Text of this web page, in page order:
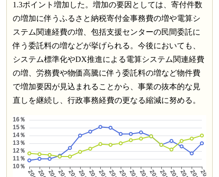
1.3ポイント増加した。増加の要因としては、寄付件数
の増加に伴うふるさと納税寄付金事務費の増や電算シ
ステム関連経費の増、包括支援センターの民間委託に
伴う委託料の増などが挙げられる。今後においても、
システム標準化やDX推進による電算システム関連経費
の増、労務費や物価高騰に伴う委託料の増など物件費
で増加要因が見込まれることから、事業の抜本的な見
直しを継続し、行政事務経費の更なる縮減に努める。